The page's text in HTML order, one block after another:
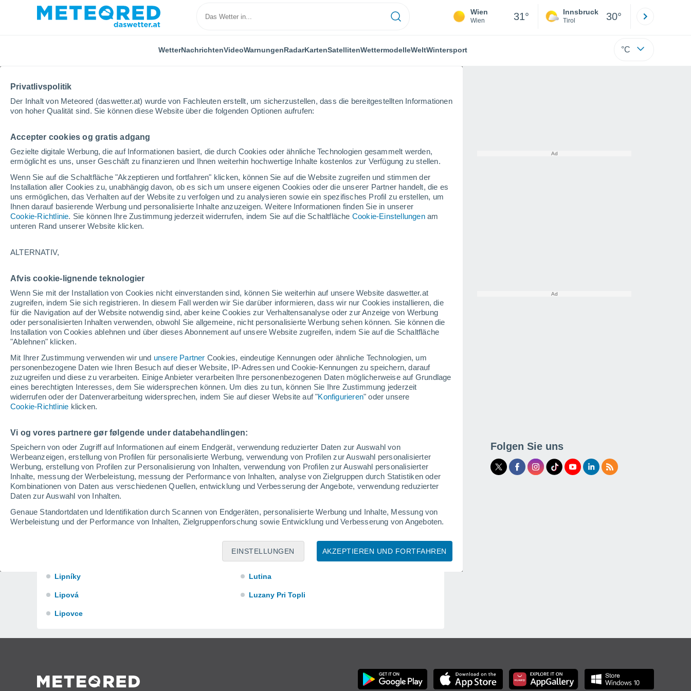
Privatlivspolitik
Der Inhalt von Meteored (daswetter.at) wurde von Fachleuten erstellt, um sicherzustellen, dass die bereitgestellten Informationen
von hoher Qualität sind. Sie können diese Website über die folgenden Optionen aufrufen:
Accepter cookies og gratis adgang
Gezielte digitale Werbung, die auf Informationen basiert, die durch Cookies oder ähnliche Technologien gesammelt werden,
ermöglicht es uns, unser Geschäft zu finanzieren und Ihnen weiterhin hochwertige Inhalte kostenlos zur Verfügung zu stellen.
Wenn Sie auf die Schaltfläche "Akzeptieren und fortfahren" klicken, können Sie auf die Website zugreifen und stimmen der
Installation aller Cookies zu, unabhängig davon, ob es sich um unsere eigenen Cookies oder die unserer Partner handelt, die es
uns ermöglichen, das Verhalten auf der Website zu verfolgen und zu analysieren sowie ein spezifisches Profil zu erstellen, um
Ihnen darauf basierende Werbung und personalisierte Inhalte anzuzeigen. Weitere Informationen finden Sie in unserer
Cookie-Richtlinie. Sie können Ihre Zustimmung jederzeit widerrufen, indem Sie auf die Schaltfläche Cookie-Einstellungenam
unteren Rand unserer Website klicken.
ALTERNATIV,
Afvis cookie-lignende teknologier
Wenn Sie mit der Installation von Cookies nicht einverstanden sind, können Sie weiterhin auf unsere Website daswetter.at
zugreifen, indem Sie sich registrieren. In diesem Fall werden wir Sie darüber informieren, dass wir nur Cookies installieren, die
für die Navigation auf der Website notwendig sind, aber keine Cookies zur Verhaltensanalyse oder zur Anzeige von Werbung
oder personalisierten Inhalten verwenden, obwohl Sie allgemeine, nicht personalisierte Werbung sehen können. Sie können die
Installation von Cookies ablehnen und über dieses Abonnement auf unsere Website zugreifen, indem Sie auf die Schaltfläche
"Ablehnen" klicken.
Mit Ihrer Zustimmung verwenden wir und unsere Partner Cookies, eindeutige Kennungen oder ähnliche Technologien, um
personenbezogene Daten wie Ihren Besuch auf dieser Website, IP-Adressen und Cookie-Kennungen zu speichern, darauf
zuzugreifen und diese zu verarbeiten. Einige Anbieter verarbeiten Ihre personenbezogenen Daten möglicherweise auf Grundlage
eines berechtigten Interesses, dem Sie widersprechen können. Um dies zu tun, können Sie Ihre Zustimmung jederzeit
widerrufen oder der Datenverarbeitung widersprechen, indem Sie auf dieser Website auf "Konfigurieren" oder unsere
Cookie-Richtlinie klicken.
Vi og vores partnere gør følgende under databehandlingen:
Speichern von oder Zugriff auf Informationen auf einem Endgerät, verwendung reduzierter Daten zur Auswahl von
Werbeanzeigen, erstellung von Profilen für personalisierte Werbung, verwendung von Profilen zur Auswahl personalisierter
Werbung, erstellung von Profilen zur Personalisierung von Inhalten, verwendung von Profilen zur Auswahl personalisierter
Inhalte, messung der Werbeleistung, messung der Performance von Inhalten, analyse von Zielgruppen durch Statistiken oder
Kombinationen von Daten aus verschiedenen Quellen, entwicklung und Verbesserung der Angebote, verwendung reduzierter
Daten zur Auswahl von Inhalten.
Genaue Standortdaten und Identifikation durch Scannen von Endgeräten, personalisierte Werbung und Inhalte, Messung von
Werbeleistung und der Performance von Inhalten, Zielgruppenforschung sowie Entwicklung und Verbesserung von Angeboten.
AKZEPTIEREN UND FORTFAHREN
EINSTELLUNGEN
Wien
Wien 31° Innsbruck
Tirol 30°
WetterNachrichtenVideoWarnungenRadarKartenSatellitenWettermodelleWeltWintersport °C
Home Slowakei Presovský
Das Wetter in allen Ortschaften in Presovský
Alle Orte in Presovský
A - C D - G H - J K L M - N O - P R S T - U V Z
Lackovce
Lada
Ladomirov
Ladomirová
Lascov
Lazany
Lechnica
Legnava
Lemesany
Lenartov
Lendak
Lesnica
Lièartovce
Lipníky
Lipová
Lipovce
Livov
Livovská Huta
Lomné
Lomnièka
Lopúchov
Lubica
Lubotín
Lubovec
Lúèina
Lukaèovce
Lukavica
Lutina
Luzany Pri Topli
Folgen Sie uns